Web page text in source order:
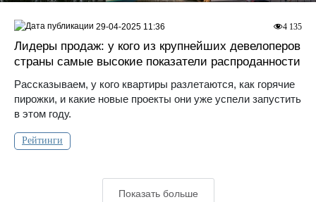
Лидеры продаж: у кого из крупнейших девелоперов
страны самые высокие показатели распроданности
Рассказываем, у кого квартиры разлетаются, как горячие
пирожки, и какие новые проекты они уже успели запустить
в этом году.
Рейтинги
4 135
29-04-2025 11:36
Показать больше